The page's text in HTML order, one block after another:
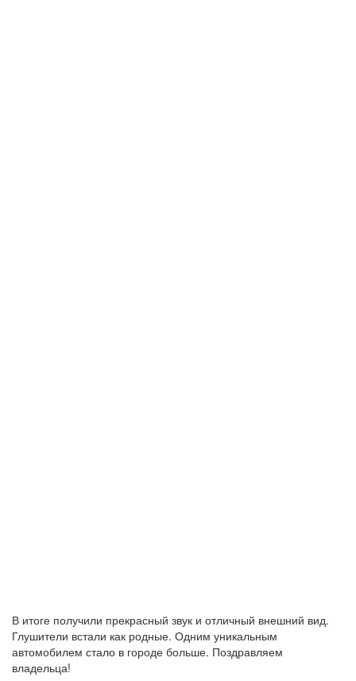
В итоге получили прекрасный звук и отличный внешний вид.
Глушители встали как родные. Одним уникальным
автомобилем стало в городе больше. Поздравляем
владельца!